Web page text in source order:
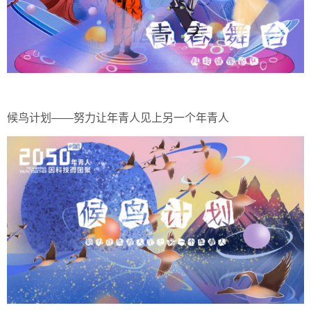
候鸟计划——努力让年青人见上另一个年青人